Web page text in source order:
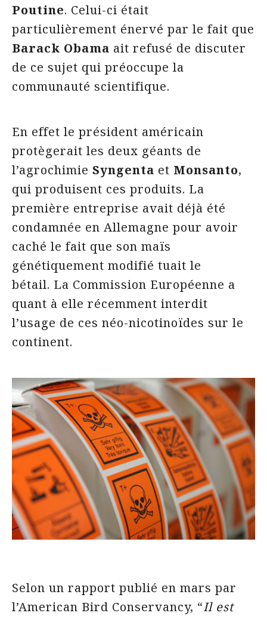
Poutine. Celui-ci était
particulièrement énervé par le fait que
Barack Obama ait refusé de discuter
de ce sujet qui préoccupe la
communauté scientifique.
En effet le président américain
protègerait les deux géants de
l’agrochimie Syngenta et Monsanto,
qui produisent ces produits. La
première entreprise avait déjà été
condamnée en Allemagne pour avoir
caché le fait que son maïs
génétiquement modifié tuait le
bétail. La Commission Européenne a
quant à elle récemment interdit
l’usage de ces néo-nicotinoïdes sur le
continent.
Selon un rapport publié en mars par
l’American Bird Conservancy, “Il est